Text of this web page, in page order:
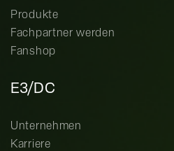
Produkte
Fachpartner werden
Fanshop
E3/DC
Unternehmen
Karriere